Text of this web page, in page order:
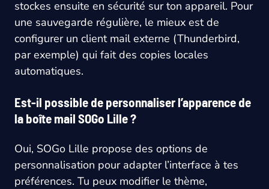
stockes ensuite en sécurité sur ton appareil. Pour
une sauvegarde régulière, le mieux est de
configurer un client mail externe (Thunderbird,
par exemple) qui fait des copies locales
automatiques.
Est-il possible de personnaliser l’apparence de
la boîte mail SOGo Lille ?
Oui, SOGo Lille propose des options de
personnalisation pour adapter l’interface à tes
préférences. Tu peux modifier le thème,